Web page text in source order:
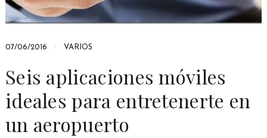
07/06/2016 VARIOS
Seis aplicaciones móviles
ideales para entretenerte en
un aeropuerto